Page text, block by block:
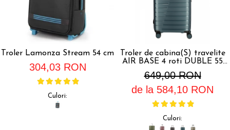
Troler Lamonza Stream 54 cm
304,03 RON
Culori:
Troler de cabina(S) travelite
AIR BASE 4 roti DUBLE 55
649,00 RON
de la 584,10 RON
Culori: